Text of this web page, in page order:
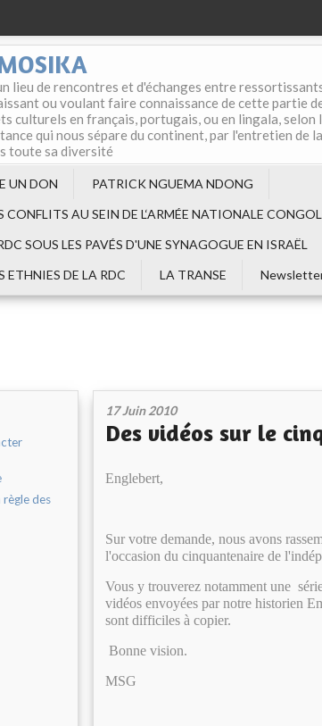
lieu de rencontres et d'échanges entre
ou voulant faire connaissance de cette partie
culturels en français, portugais, ou en lingala,
qui nous sépare du continent, par l'entretien de
toute sa diversité
UN DON
PATRICK NGUEMA NDONG
CONFLITS AU SEIN DE L‘ARMÉE NATIONALE
SOUS LES PAVÉS D'UNE SYNAGOGUE EN ISRAËL
ETHNIES DE LA RDC
LA TRANSE
règle des
17 Juin 2010
Des vidéos sur le
Englebert,
Sur votre demande, nous avons
l'occasion du cinquantenaire de
Vous y trouverez notamment une
vidéos envoyées par notre historien
sont difficiles à copier.
Bonne vision.
MSG